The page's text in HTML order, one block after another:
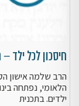
חיסכון לכל ילד
הרב שלמה אישון
ילדים. בתכנית